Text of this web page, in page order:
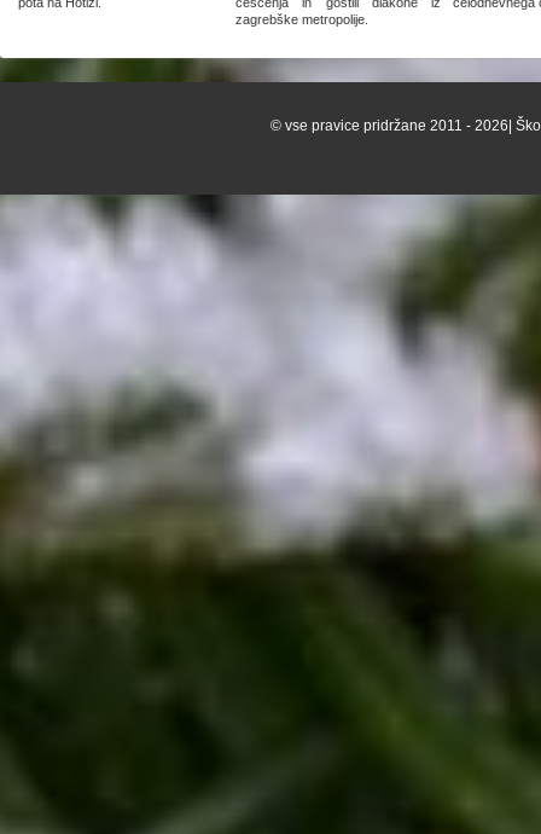
zagrebške metropolije.
© vse pravice pridržane 2011 - 2026|